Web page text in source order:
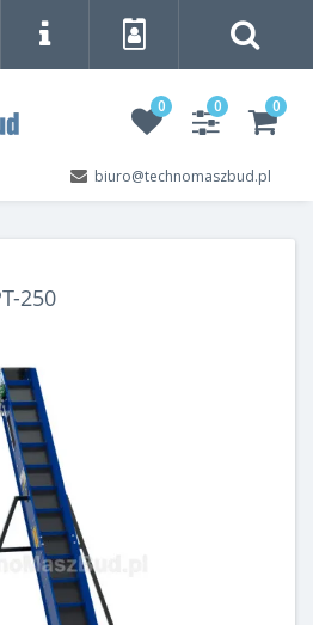
0 0 0
biuro@technomaszbud.pl
250